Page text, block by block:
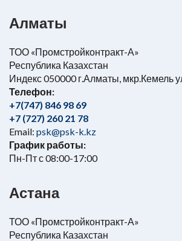
Алматы
ТОО «Промстройконтракт-А»
Республика Казахстан
Индекс 050000 г.Алматы, мкр.Кемель
Телефон:
+7(747) 846 98 69
+7 (727) 260 21 78
Email: psk@psk-k.kz
График работы:
Пн-Пт с 08:00-17:00
Астана
ТОО «Промстройконтракт-А»
Республика Казахстан